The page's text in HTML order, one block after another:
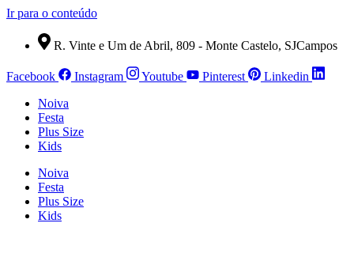
Ir para o conteúdo
R. Vinte e Um de Abril, 809 - Monte Castelo, SJCampos
Facebook Instagram Youtube Pinterest
Linkedin
Noiva
Festa
Plus Size
Kids
Noiva
Festa
Plus Size
Kids